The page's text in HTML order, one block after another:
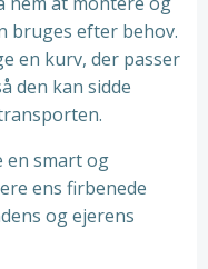
bruges efter behov.
en kurv, der passer
den kan sidde
en smart og
ens firbenede
og ejerens